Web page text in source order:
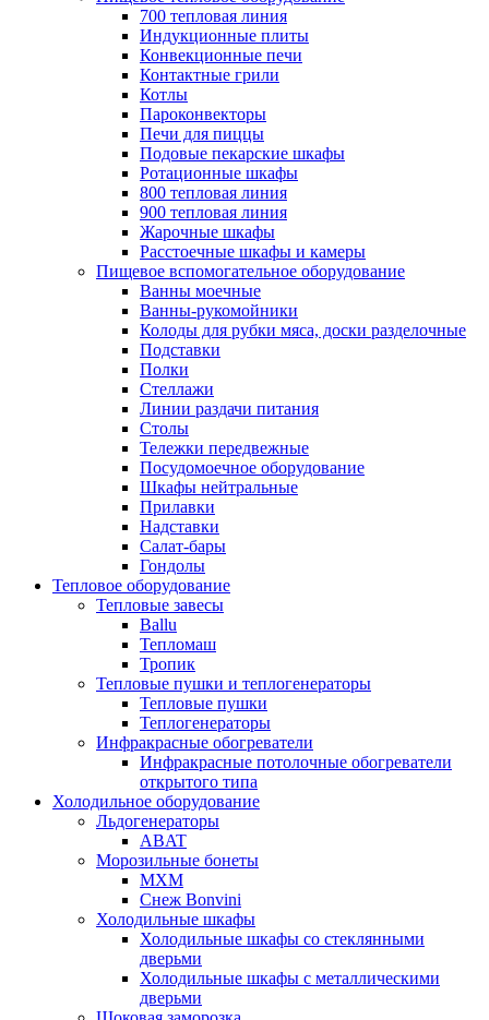
700 тепловая линия
Индукционные плиты
Конвекционные печи
Контактные грили
Котлы
Пароконвекторы
Печи для пиццы
Подовые пекарские шкафы
Ротационные шкафы
800 тепловая линия
900 тепловая линия
Жарочные шкафы
Расстоечные шкафы и камеры
Пищевое вспомогательное оборудование
Ванны моечные
Ванны-рукомойники
Колоды для рубки мяса, доски разделочные
Подставки
Полки
Стеллажи
Линии раздачи питания
Столы
Тележки передвежные
Посудомоечное оборудование
Шкафы нейтральные
Прилавки
Надставки
Салат-бары
Гондолы
Тепловое оборудование
Тепловые завесы
Ballu
Тепломаш
Тропик
Тепловые пушки и теплогенераторы
Тепловые пушки
Теплогенераторы
Инфракрасные обогреватели
Инфракрасные потолочные обогреватели
открытого типа
Холодильное оборудование
Льдогенераторы
ABAT
Морозильные бонеты
МХМ
Снеж Bonvini
Холодильные шкафы
Холодильные шкафы cо стеклянными
дверьми
Холодильные шкафы с металлическими
дверьми